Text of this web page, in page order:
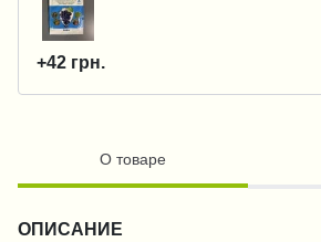
+42 грн.
О товаре
ОПИСАНИЕ